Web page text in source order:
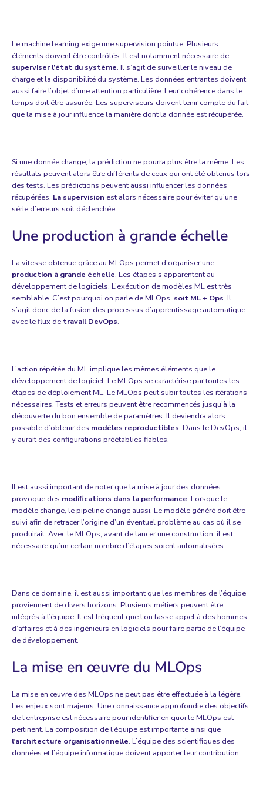
Lemachine learning exige une supervision pointue. Plusieurs
éléments doivent être contrôlés. Il est notamment nécessaire de
superviser l’état du système. Il s’agit de surveiller le niveau de
charge et la disponibilité du système. Les données entrantes doivent
aussi faire l’objet d’une attention particulière. Leur cohérence dans le
temps doit être assurée. Les superviseurs doivent tenir compte du fait
que la mise à jour influence la manière dont la donnée est récupérée.
Si une donnée change, la prédiction ne pourra plus être la même. Les
résultats peuvent alors être différents de ceux qui ont été obtenus lors
des tests. Les prédictions peuvent aussi influencer les données
récupérées. La supervision est alors nécessaire pour éviter qu’une
série d’erreurs soit déclenchée.
Une production à grande échelle
La vitesse obtenue grâce au MLOps permet d’organiser une
production à grande échelle. Les étapes s’apparentent au
développement de logiciels. L’exécution de modèles ML est très
semblable. C’est pourquoi on parle de MLOps, soit ML + Ops. Il
s’agit donc de la fusion des processus d’apprentissage automatique
avec le flux de travail DevOps.
L’action répétée du ML implique les mêmes éléments que le
développement de logiciel. Le MLOps se caractérise par toutes les
étapes de déploiement ML. Le MLOps peut subir toutes les itérations
nécessaires. Tests et erreurs peuvent être recommencés jusqu’à la
découverte du bon ensemble de paramètres. Il deviendra alors
possible d’obtenir des modèles reproductibles. Dans le DevOps, il
y aurait des configurations préétablies fiables.
Il est aussi important de noter que la mise à jour des données
provoque des modifications dans la performance. Lorsque le
modèle change, le pipeline change aussi. Le modèle généré doit être
suivi afin de retracer l’origine d’un éventuel problème au cas où il se
produirait. Avec le MLOps, avant de lancer une construction, il est
nécessaire qu’un certain nombre d’étapes soient automatisées.
Dans ce domaine, il est aussi important que les membres de l’équipe
proviennent de divers horizons. Plusieurs métiers peuvent être
intégrés à l’équipe. Il est fréquent que l’on fasse appel à des hommes
d’affaires et à des ingénieurs en logiciels pour faire partie de l’équipe
de développement.
La mise en œuvre du MLOps
La mise en œuvre des MLOps ne peut pas être effectuée à la légère.
Les enjeux sont majeurs. Une connaissance approfondie des objectifs
de l’entreprise est nécessaire pour identifier en quoi le MLOps est
pertinent. La composition de l’équipe est importante ainsi que
l’architecture organisationnelle. L’équipe des scientifiques des
données et l’équipe informatique doivent apporter leur contribution.